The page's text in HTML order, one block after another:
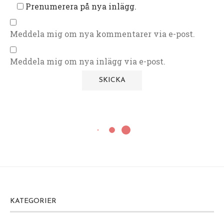
Prenumerera på nya inlägg.
Meddela mig om nya kommentarer via e-post.
Meddela mig om nya inlägg via e-post.
KATEGORIER